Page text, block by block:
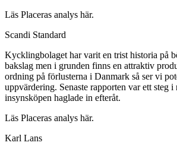
Läs Placeras analys här.
Scandi Standard
Kycklingbolaget har varit en trist historia på
bakslag men i grunden finns en attraktiv
ordning på förlusterna i Danmark så ser vi
uppvärdering. Senaste rapporten var ett steg
insynsköpen haglade in efteråt.
Läs Placeras analys här.
Karl Lans